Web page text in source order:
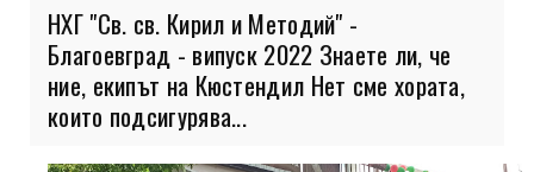
НХГ "Св. св. Кирил и Методий" -
Благоевград - випуск 2022 Знаете ли, че
ние, екипът на Кюстендил Нет сме хората,
които подсигурява...